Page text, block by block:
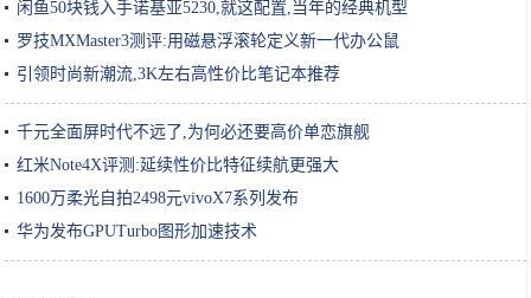
闲鱼50块钱入手诺基亚5230,就这配置,当年的经典机型
罗技MXMaster3测评:用磁悬浮滚轮定义新一代办公鼠
引领时尚新潮流,3K左右高性价比笔记本推荐
千元全面屏时代不远了,为何必还要高价单恋旗舰
红米Note4X评测:延续性价比特征续航更强大
1600万柔光自拍2498元vivoX7系列发布
华为发布GPUTurbo图形加速技术